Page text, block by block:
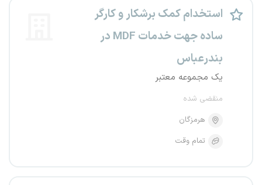
استخدام کمک برشکار و کارگر
ساده جهت خدمات MDF در
بندرعباس
یک مجموعه معتبر
منقضی شده
هرمزگان
تمام وقت